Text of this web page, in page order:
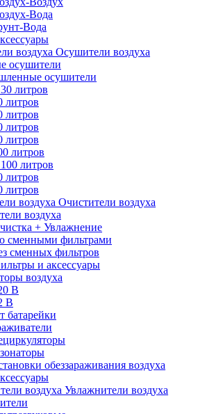
Вода
Вода
Осушители воздуха
осушители
осушители
литров
литров
литров
литров
литров
литров
литров
литров
литров
Очистители воздуха
воздуха
+ Увлажнение
сменными фильтрами
сменных фильтров
и аксессуары
воздуха
В
В
батарейки
обеззараживания воздуха
Увлажнители воздуха